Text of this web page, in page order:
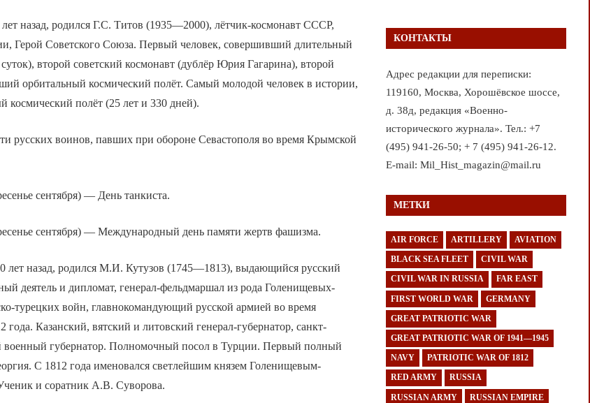
лет назад, родился Г.С. Титов (1935—2000), лётчик-космонавт СССР,
Герой Советского Союза. Первый человек, совершивший длительный
второй советский космонавт (дублёр Юрия Гагарина), второй
орбитальный космический полёт. Самый молодой человек в истории,
космический полёт (25 лет и 330 дней).
русских воинов, павших при обороне Севастополя во время Крымской
сентября) — День танкиста.
сентября) — Международный день памяти жертв фашизма.
лет назад, родился М.И. Кутузов (1745—1813), выдающийся русский
деятель и дипломат, генерал-фельдмаршал из рода Голенищевых-
турецких войн, главнокомандующий русской армией во время
Казанский, вятский и литовский генерал-губернатор, санкт-
военный губернатор. Полномочный посол в Турции. Первый полный
С 1812 года именовался светлейшим князем Голенищевым-
и соратник А.В. Суворова.
КОНТАКТЫ
Адрес редакции для переписки:
119160, Москва, Хорошёвское шоссе,
д. 38д, редакция «Военно-
исторического журнала». Тел.: +7
(495) 941-26-50; + 7 (495) 941-26-12.
E-mail: Mil_Hist_magazin@mail.ru
МЕТКИ
AIR FORCE ARTILLERY AVIATION
BLACK SEA FLEET CIVIL WAR
CIVIL WAR IN RUSSIA FAR EAST
FIRST WORLD WAR GERMANY
GREAT PATRIOTIC WAR
GREAT PATRIOTIC WAR OF 1941—1945
NAVY PATRIOTIC WAR OF 1812
RED ARMY RUSSIA
RUSSIAN ARMY RUSSIAN EMPIRE